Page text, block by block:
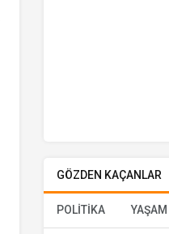
GÖZDEN KAÇANLAR
POLİTİKA YAŞAM